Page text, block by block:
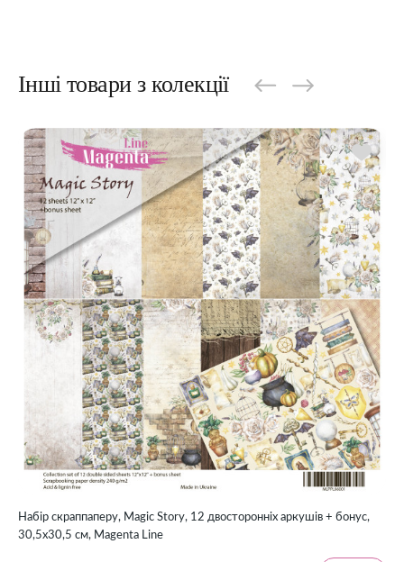
Інші товари з колекції
Набір скраппаперу, Magic Story, 12 двосторонніх аркушів + бонус,
30,5х30,5 см, Magenta Line